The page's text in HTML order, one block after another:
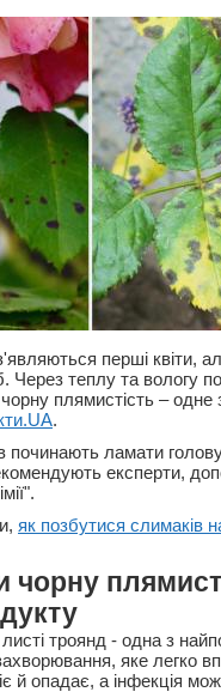
перші квіти,
теплу та вологу
плямистість –
.
починають ламати
експерти,
як позбутися слимаків
чорну
троянд - одна з
яке легко
й опадає, а інфекція